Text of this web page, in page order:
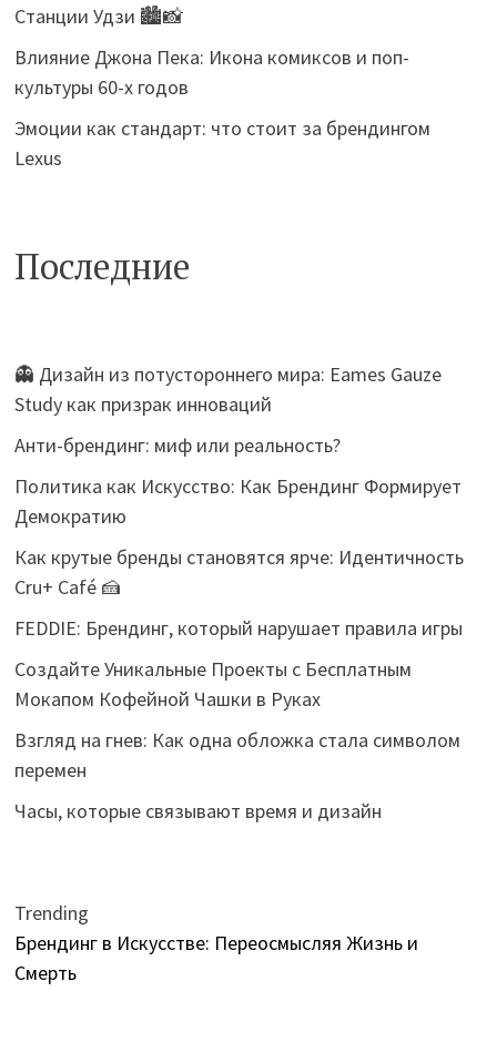
Станции Удзи 🏙️📸
Влияние Джона Пека: Икона комиксов и поп-
культуры 60-х годов
Эмоции как стандарт: что стоит за брендингом
Lexus
Последние
👻 Дизайн из потустороннего мира: Eames Gauze
Study как призрак инноваций
Анти-брендинг: миф или реальность?
Политика как Искусство: Как Брендинг Формирует
Демократию
Как крутые бренды становятся ярче: Идентичность
Cru+ Café 🍰
FEDDIE: Брендинг, который нарушает правила игры
Создайте Уникальные Проекты с Бесплатным
Мокапом Кофейной Чашки в Руках
Взгляд на гнев: Как одна обложка стала символом
перемен
Часы, которые связывают время и дизайн
Trending
Брендинг в Искусстве: Переосмысляя Жизнь и
Смерть